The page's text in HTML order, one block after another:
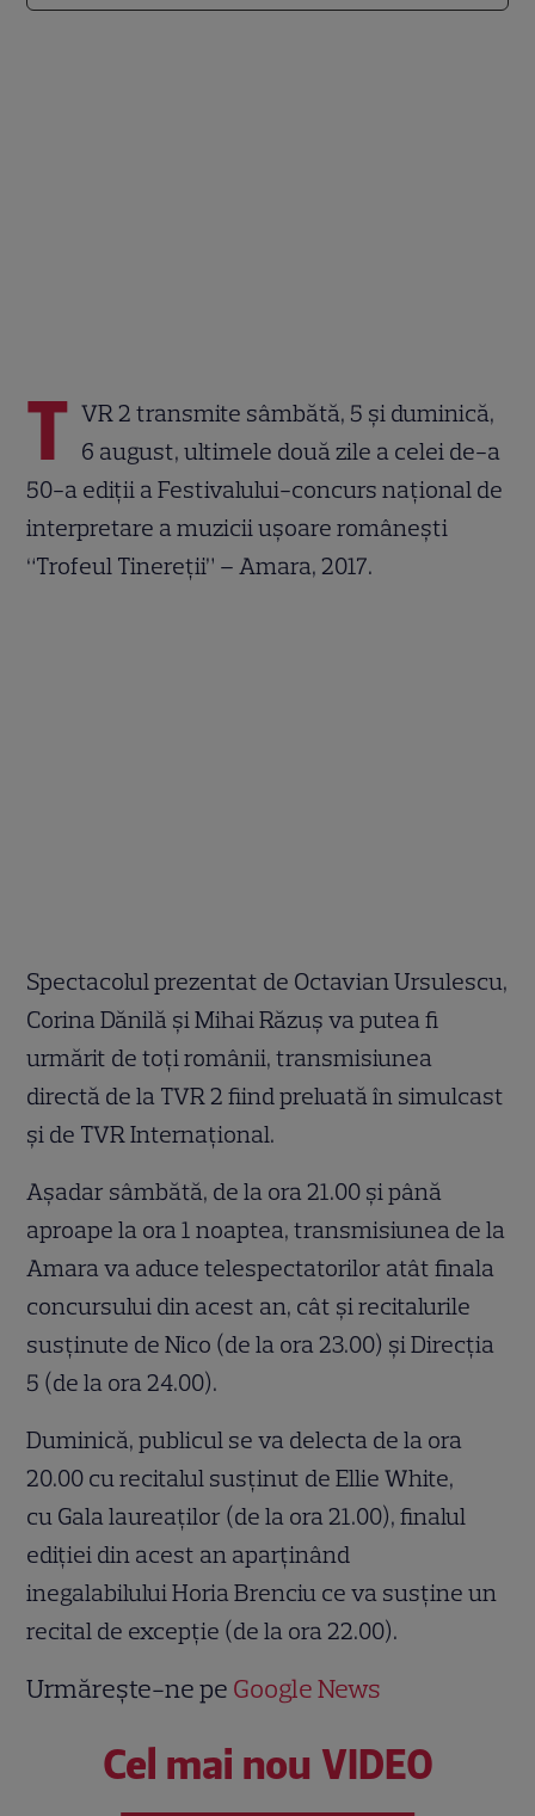
T VR 2 transmite sâmbătă, 5 şi duminică,
6 august, ultimele două zile a celei de-a
50-a ediţii a Festivalului-concurs naţional de
interpretare a muzicii uşoare româneşti
“Trofeul Tinereţii” – Amara, 2017.
Spectacolul prezentat de Octavian Ursulescu,
Corina Dănilă şi Mihai Răzuş va putea fi
urmărit de toţi românii, transmisiunea
directă de la TVR 2 fiind preluată în simulcast
şi de TVR Internaţional.
Aşadar sâmbătă, de la ora 21.00 şi până
aproape la ora 1 noaptea, transmisiunea de la
Amara va aduce telespectatorilor atât finala
concursului din acest an, cât şi recitalurile
susţinute de Nico (de la ora 23.00) şi Direcţia
5 (de la ora 24.00).
Duminică, publicul se va delecta de la ora
20.00 cu recitalul susţinut de Ellie White,
cu Gala laureaţilor (de la ora 21.00), finalul
ediţiei din acest an aparţinând
inegalabilului Horia Brenciu ce va susţine un
recital de excepţie (de la ora 22.00).
Urmărește-ne pe Google News
Cel mai nou VIDEO